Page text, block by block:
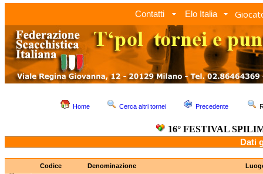
Contatti Elo Italia
Home Cerca altri tornei Precedente
16° FESTIVAL
Dati
Codice Denominazione